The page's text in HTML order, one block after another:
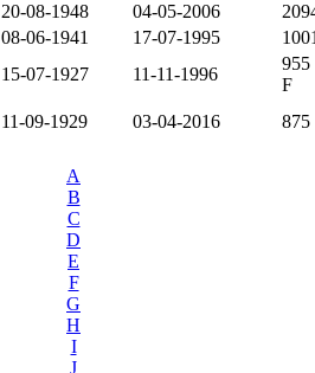
20-08-1948 04-05-2006
08-06-1941 17-07-1995
15-07-1927 11-11-1996
955
F
11-09-1929 03-04-2016 875
A
B
C
D
E
F
G
H
I
J